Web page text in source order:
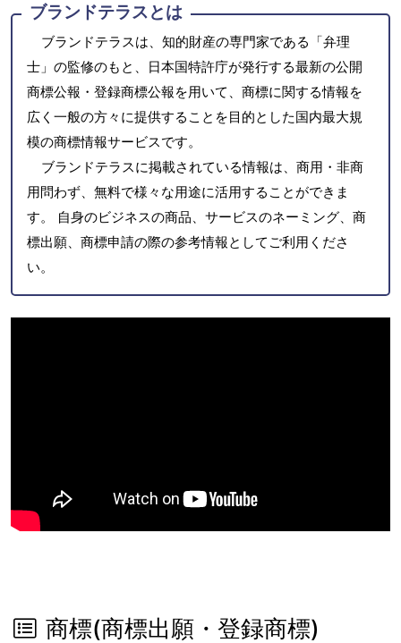
ブランドテラスとは
ブランドテラスは、知的財産の専門家である「弁理
士」の監修のもと、日本国特許庁が発行する最新の公開
商標公報・登録商標公報を用いて、商標に関する情報を
広く一般の方々に提供することを目的とした国内最大規
模の商標情報サービスです。
ブランドテラスに掲載されている情報は、商用・非商
用問わず、無料で様々な用途に活用することができま
す。 自身のビジネスの商品、サービスのネーミング、商
標出願、商標申請の際の参考情報としてご利用くださ
い。
商標(商標出願・登録商標)